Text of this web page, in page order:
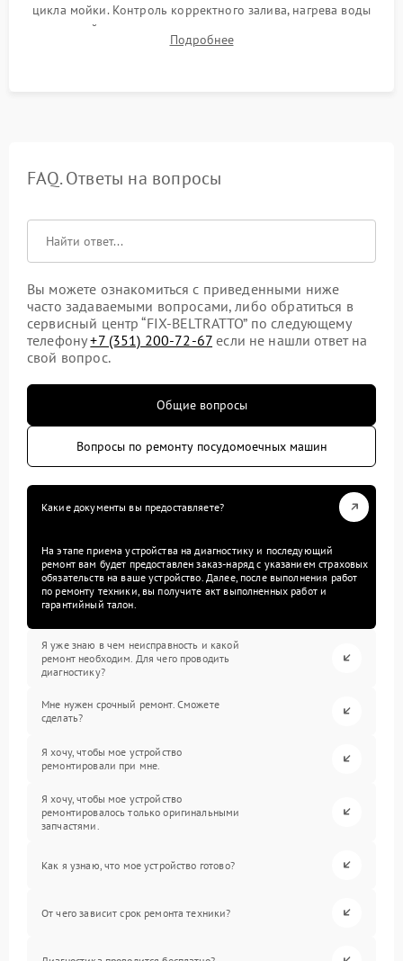
цикла мойки. Контроль корректного залива, нагрева воды
до нужной температуры, отсутствия посторонних шумов,
штатного слива и абсолютной сухости в поддоне.
Подробнее
FAQ. Ответы на вопросы
Вы можете ознакомиться с приведенными ниже
часто задаваемыми вопросами, либо обратиться в
сервисный центр “FIX-BELTRATTO” по следующему
телефону+7 (351) 200-72-67 если не нашли ответ на
свой вопрос.
Общие вопросы
Вопросы по ремонту посудомоечных машин
Какие документы вы предоставляете?
На этапе приема устройства на диагностику и последующий
ремонт вам будет предоставлен заказ-наряд с указанием страховых
обязательств на ваше устройство. Далее, после выполнения работ
по ремонту техники, вы получите акт выполненных работ и
гарантийный талон.
Я уже знаю в чем неисправность и какой
ремонт необходим. Для чего проводить
диагностику?
Мне нужен срочный ремонт. Сможете
сделать?
Я хочу, чтобы мое устройство
ремонтировали при мне.
Я хочу, чтобы мое устройство
ремонтировалось только оригинальными
запчастями.
Как я узнаю, что мое устройство готово?
От чего зависит срок ремонта техники?